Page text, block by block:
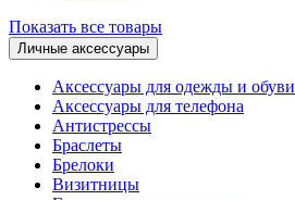
Показать все товары
Личные аксессуары
Аксессуары для одежды и обуви
Аксессуары для телефона
Антистрессы
Браслеты
Брелоки
Визитницы